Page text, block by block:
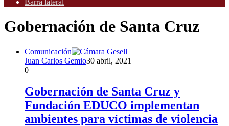
Barra lateral
Gobernación de Santa Cruz
Comunicación
Juan Carlos Gemio30 abril, 2021
0
Gobernación de Santa Cruz y
Fundación EDUCO implementan
ambientes para víctimas de violencia